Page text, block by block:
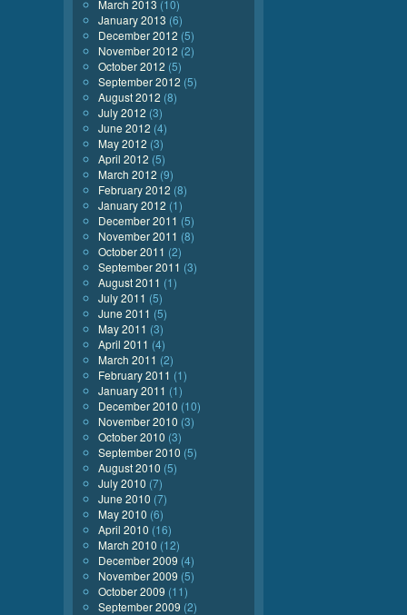
March 2013 (10)
January 2013 (6)
December 2012 (5)
November 2012 (2)
October 2012 (5)
September 2012 (5)
August 2012 (8)
July 2012 (3)
June 2012 (4)
May 2012 (3)
April 2012 (5)
March 2012 (9)
February 2012 (8)
January 2012 (1)
December 2011 (5)
November 2011 (8)
October 2011 (2)
September 2011 (3)
August 2011 (1)
July 2011 (5)
June 2011 (5)
May 2011 (3)
April 2011 (4)
March 2011 (2)
February 2011 (1)
January 2011 (1)
December 2010 (10)
November 2010 (3)
October 2010 (3)
September 2010 (5)
August 2010 (5)
July 2010 (7)
June 2010 (7)
May 2010 (6)
April 2010 (16)
March 2010 (12)
December 2009 (4)
November 2009 (5)
October 2009 (11)
September 2009 (2)